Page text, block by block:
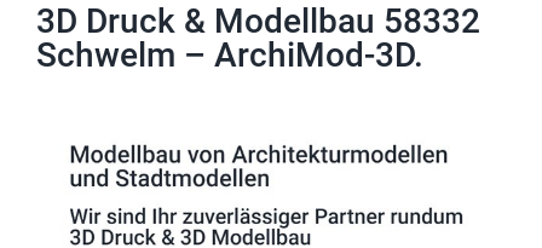
3D Druck & Modellbau 58332
Schwelm – ArchiMod-3D.